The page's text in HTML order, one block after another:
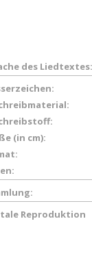
des Liedtextes:
(in cm):
Reproduktion